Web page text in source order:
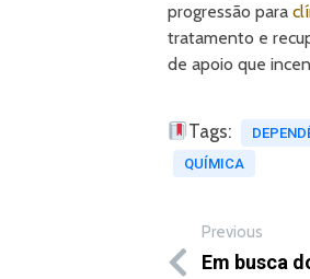
progressão para
tratamento e
de apoio que
Tags:
QUÍMICA
Previous
Em busca